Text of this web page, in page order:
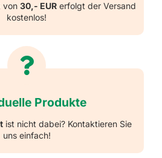
von 30,- EUR erfolgt der Versand
kostenlos!
Produkte
ist nicht dabei? Kontaktieren Sie
uns einfach!